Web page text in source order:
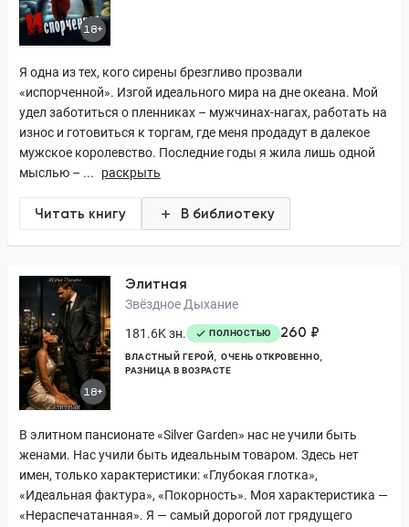
18+
Я одна из тех, кого сирены брезгливо прозвали
«испорченной». Изгой идеального мира на дне океана. Мой
удел заботиться о пленниках – мужчинах-нагах, работать на
износ и готовиться к торгам, где меня продадут в далекое
мужское королевство. Последние годы я жила лишь одной
мыслью – ...
раскрыть
Читать книгу В библиотеку
18+
Элитная
Звёздное Дыхание
181.6K зн.
ПОЛНОСТЬЮ 260 ₽
ВЛАСТНЫЙ ГЕРОЙ
ОЧЕНЬ ОТКРОВЕННО
РАЗНИЦА В ВОЗРАСТЕ
В элитном пансионате «Silver Garden» нас не учили быть
женами. Нас учили быть идеальным товаром. Здесь нет
имен, только характеристики: «Глубокая глотка»,
«Идеальная фактура», «Покорность». Моя характеристика —
«Нераспечатанная». Я — самый дорогой лот грядущего